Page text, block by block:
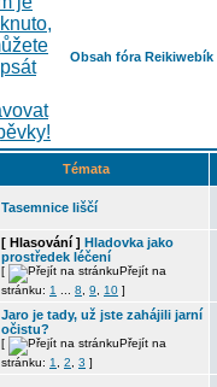
Obsah fóra Reikiwebík
Témata
Tasemnice liščí
[ Hlasování ] Hladovka jako
prostředek léčení
[
Přejít na
stránku: 1 8 9 10 ]
Jaro je tady, už jste zahájili jarní
očistu?
[
Přejít na
stránku: 1 2 3 ]